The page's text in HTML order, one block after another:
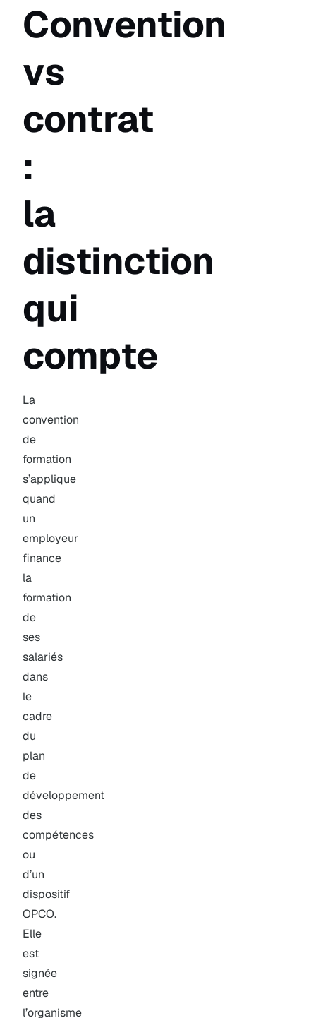
Convention
vs
contrat
:
la
distinction
qui
compte
La
convention
de
formation
s’applique
quand
un
employeur
finance
la
formation
de
ses
salariés
dans
le
cadre
du
plan
de
développement
des
compétences
ou
d’un
dispositif
OPCO.
Elle
est
signée
entre
l’organisme